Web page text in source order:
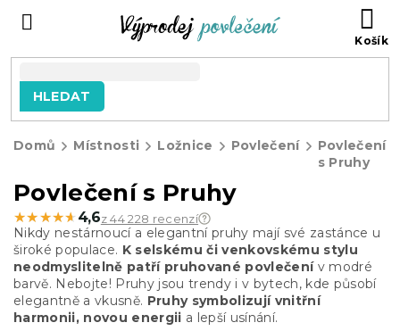
HLEDAT
Domů Místnosti Ložnice Povlečení
Povlečení
s Pruhy
Povlečení s Pruhy
★★★★★
★★★★★ 4,6z 44 228 recenzí
Nikdy nestárnoucí a elegantní pruhy mají své zastánce u
široké populace. K selskému či venkovskému stylu
neodmyslitelně patří pruhované povlečenív modré
barvě. Nebojte! Pruhy jsou trendy i v bytech, kde působí
elegantně a vkusně. Pruhy symbolizují vnitřní
harmonii, novou energii a lepší usínání.